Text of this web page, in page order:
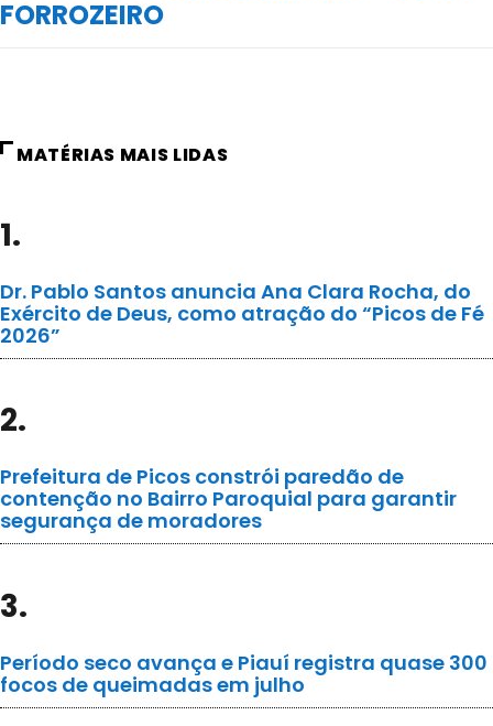
FORROZEIRO
MATÉRIAS MAIS LIDAS
1.
Dr. Pablo Santos anuncia Ana Clara Rocha, do
Exército de Deus, como atração do “Picos de Fé
2026”
2.
Prefeitura de Picos constrói paredão de
contenção no Bairro Paroquial para garantir
segurança de moradores
3.
Período seco avança e Piauí registra quase 300
focos de queimadas em julho